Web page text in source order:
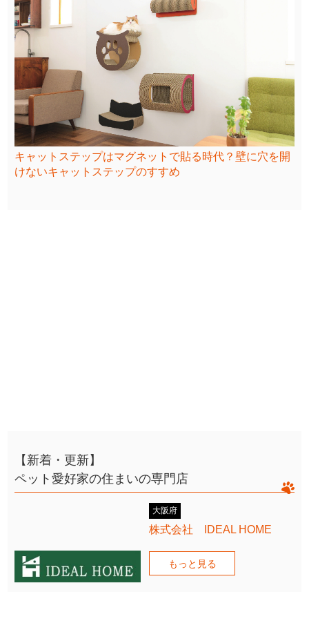
キャットステップはマグネットで貼る時代？壁に穴を開
けないキャットステップのすすめ
【新着・更新】
ペット愛好家の住まいの専門店
大阪府
株式会社 IDEAL HOME
もっと見る